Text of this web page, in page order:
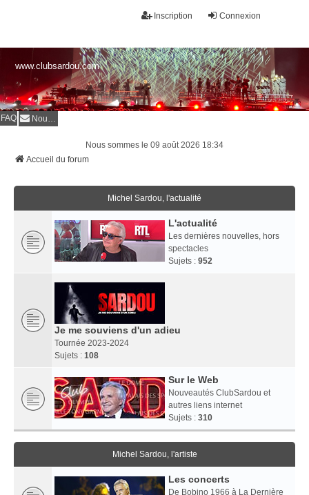
Connexion
Inscription
www.clubsardou.com
FAQ Nous contacter
Nous sommes le 09 août 2026 18:34
Accueil du forum
Michel Sardou, l'actualité
L'actualité
Les dernières nouvelles, hors
spectacles
Sujets : 952
Je me souviens d'un adieu
Tournée 2023-2024
Sujets : 108
Sur le Web
Nouveautés ClubSardou et
autres liens internet
Sujets : 310
Michel Sardou, l'artiste
Les concerts
De Bobino 1966 à La Dernière